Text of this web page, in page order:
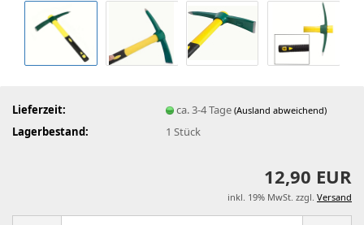
Lieferzeit: ca. 3-4 Tage(Ausland abweichend)
Lagerbestand: 1 Stück
12,90 EUR
inkl. 19% MwSt. zzgl. Versand